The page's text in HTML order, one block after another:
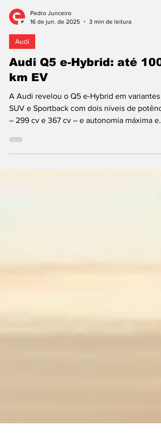
Pedro Junceiro
16 de jun. de 2025
3 min de leitura
Audi Q5 e-Hybrid: até 100
km EV
A Audi revelou o Q5 e-Hybrid em variantes
SUV e Sportback com dois níveis de